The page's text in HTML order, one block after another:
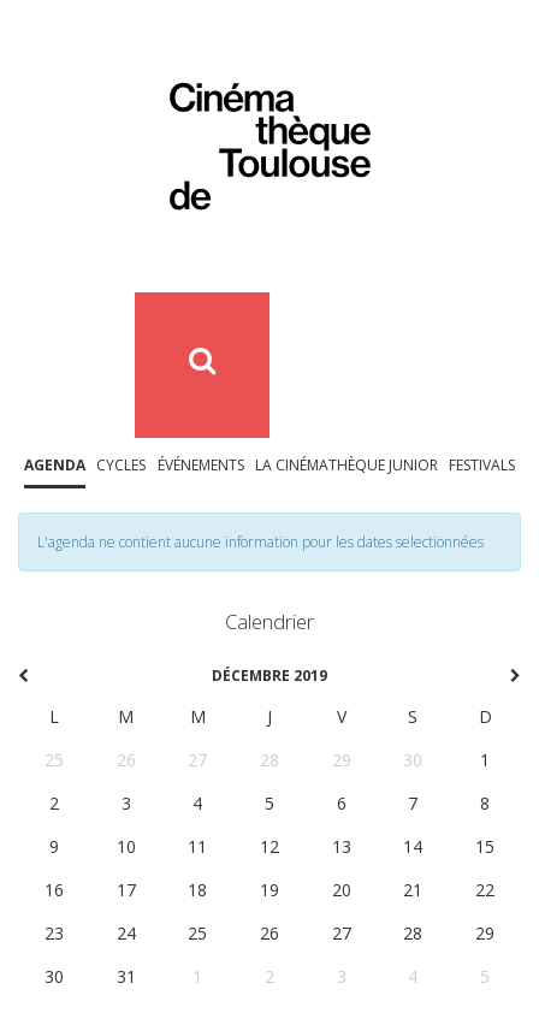
AGENDA CYCLES ÉVÉNEMENTS LA CINÉMATHÈQUE JUNIOR FESTIVALS
L'agenda ne contient aucune information pour les dates selectionnées
Calendrier
DÉCEMBRE 2019
L M M J V S
D
25
26 27 28 29 30
1
2
3 4 5 6 7
8
9
10 11 12 13 14
15
16
17 18 19 20 21
22
23
24 25 26 27 28
29
30
31 1 2 3 4 5